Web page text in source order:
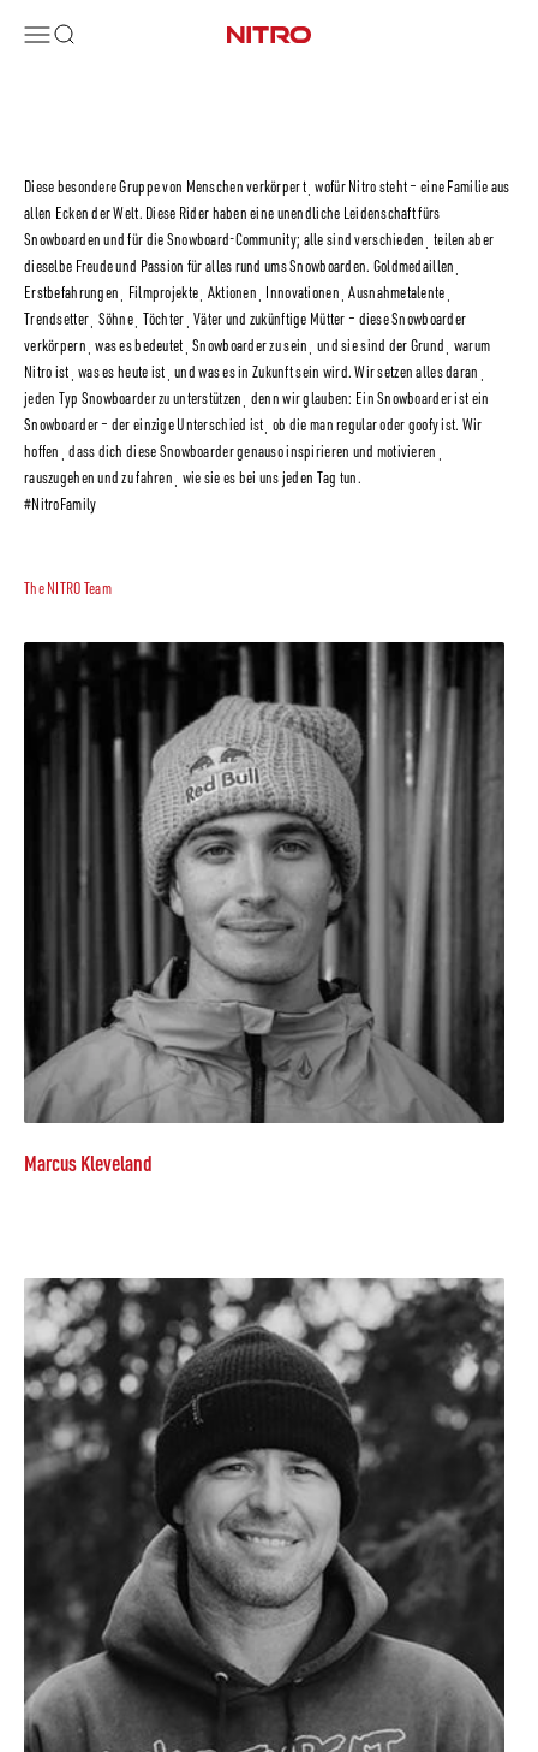
MenüSuche Nitro Snowboards
Diese besondere Gruppe von Menschen verkörpertˌ wofür Nitro steht – eine Familie aus
allen Ecken der Welt. Diese Rider haben eine unendliche Leidenschaft fürs
Snowboarden und für die Snowboard-Community; alle sind verschiedenˌ teilen aber
dieselbe Freude und Passion für alles rund ums Snowboarden. Goldmedaillenˌ
Erstbefahrungenˌ Filmprojekteˌ Aktionenˌ Innovationenˌ Ausnahmetalenteˌ
Trendsetterˌ Söhneˌ Töchterˌ Väter und zukünftige Mütter – diese Snowboarder
verkörpernˌ was es bedeutetˌ Snowboarder zu seinˌ und sie sind der Grundˌ warum
Nitro istˌ was es heute istˌ und was es in Zukunft sein wird. Wir setzen alles daranˌ
jeden Typ Snowboarder zu unterstützenˌ denn wir glauben: Ein Snowboarder ist ein
Snowboarder – der einzige Unterschied istˌ ob die man regular oder goofy ist. Wir
hoffenˌ dass dich diese Snowboarder genauso inspirieren und motivierenˌ
rauszugehen und zu fahrenˌ wie sie es bei uns jeden Tag tun.
#NitroFamily
Marcus Kleveland